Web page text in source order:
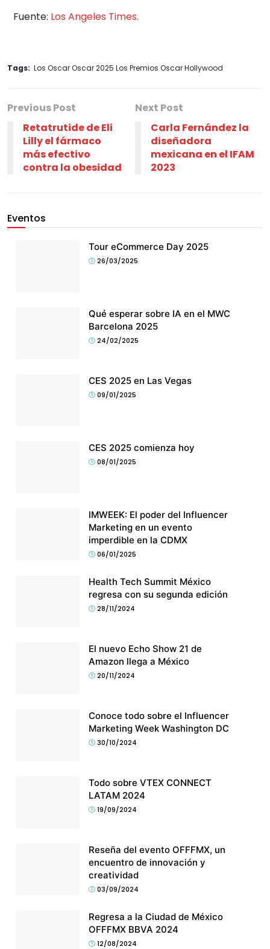
Fuente: Los Angeles Times.
Tags: Los Oscar Oscar 2025 Los Premios Oscar Hollywood
Previous Post
Retatrutide de Eli
Lilly el fármaco
más efectivo
contra la obesidad
Next Post
Carla Fernández la
diseñadora
mexicana en el IFAM
2023
Eventos
Tour eCommerce Day 2025
26/03/2025
Qué esperar sobre IA en el MWC
Barcelona 2025
24/02/2025
CES 2025 en Las Vegas
09/01/2025
CES 2025 comienza hoy
08/01/2025
IMWEEK: El poder del Influencer
Marketing en un evento
imperdible en la CDMX
06/01/2025
Health Tech Summit México
regresa con su segunda edición
28/11/2024
El nuevo Echo Show 21 de
Amazon llega a México
20/11/2024
Conoce todo sobre el Influencer
Marketing Week Washington DC
30/10/2024
Todo sobre VTEX CONNECT
LATAM 2024
19/09/2024
Reseña del evento OFFFMX, un
encuentro de innovación y
creatividad
03/09/2024
Regresa a la Ciudad de México
OFFFMX BBVA 2024
12/08/2024